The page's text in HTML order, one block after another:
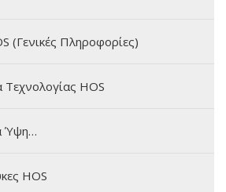
(Γενικές Πληροφορίες)
HOS
Ύψη…
HOS